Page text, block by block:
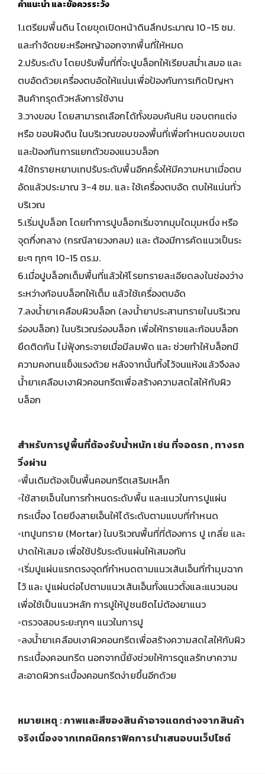
คำแนะนำ และข้อควรระวัง
1.เตรียมพื้นดิน โดยขุดเปิดหน้าดินลึกประมาณ 10-15 ซม.
และกำจัดขยะหรือหญ้าออกจากพื้นที่ให้หมด
2.ปรับระดับ โดยปรับพื้นที่ที่จะปูบล็อกให้เรียบสม่ำเสมอ และ
ตบอัดด้วยเครื่องตบอัดให้แน่นเพื่อป้องกันการเกิดปัญหา
สินค้าทรุดตัวหลังการใช้งาน
3.วางขอบ โดยสามารถเลือกได้ทั้งขอบคันหิน ขอบตกแต่ง
หรือ ขอบฝังดิน ในบริเวณขอบของพื้นที่เพื่อกำหนดขอบเขต
และป้องกันการแยกตัวของแนวบล็อก
4.ใช้ทรายหยาบเทปรับระดับพื้นอีกครั้งให้มีความหนาเมื่อตบ
อัดแล้วประมาณ 3-4 ซม. และ ใช้เครื่องตบอัด ตบให้แน่นทั่ว
บริเวณ
5.เริ่มปูบล็อก โดยทำการปูบล็อกเริ่มจากมุมใดมุมหนึ่ง หรือ
จุดกึ่งกลาง (กรณีลายวงกลม) และ ต้องมีการคัดแนวเป็นระ
ยะๆ ทุกๆ 10-15 ตร.ม.
6.เมื่อปูบล็อกเต็มพื้นที่แล้วให้โรยทรายละเอียดลงในช่องว่าง
ระหว่างก้อนบล็อกให้เต็ม แล้วใช้เครื่องตบอัด
7.ลงน้ำยาเคลือบผิวบล็อก (ลงน้ำยาประสานทรายในบริเวณ
ร่องบล็อก) ในบริเวณร่องบล็อก เพื่อให้ทรายและก้อนบล็อก
ยึดติดกัน ไม่ฟุ้งกระจายเมื่อมีลมพัด และ ช่วยทำให้บล็อกมี
ความคงทนแข็งแรงด้วย หลังจากนั้นทิ้งไว้จนแห้งแล้วจึงลง
น้ำยาเคลือบเงาผิวคอนกรีตเพื่อสร้างความสดใสให้กับผิว
บล็อก
สำหรับการปูพื้นที่ต้องรับน้ำหนัก เช่น ที่จอดรถ , ทางรถ
วิ่งผ่าน
◦พื้นเดิมต้องเป็นพื้นคอนกรีตเสริมเหล็ก
◦ใช้สายเอ็นในการกำหนดระดับพื้น และแนวในการปูแผ่น
กระเบื้อง โดยขึงสายเอ็นให้ได้ระดับตามแบบที่กำหนด
◦เทปูนทราย (Mortar) ในบริเวณพื้นที่ที่ต้องการ ปู เกลี่ย และ
ปาดให้เสมอ เพื่อใช้ปรับระดับแผ่นให้เสมอกัน
◦เริ่มปูแผ่นแรกตรงจุดที่กำหนดตามแนวเส้นเอ็นที่ทำมุมฉาก
ไว้ และ ปูแผ่นต่อไปตามแนวเส้นเอ็นทั้งแนวตั้งและแนวนอน
เพื่อใช้เป็นแนวหลัก การปูให้ปูชนชิดไม่ต้องยาแนว
◦ตรวจสอบระยะทุกๆ แนวในการปู
◦ลงน้ำยาเคลือบเงาผิวคอนกรีตเพื่อสร้างความสดใสให้กับผิว
กระเบื้องคอนกรีต นอกจากนี้ยังช่วยให้การดูแลรักษาความ
สะอาดผิวกระเบื้องคอนกรีตง่ายขึ้นอีกด้วย
หมายเหตุ : ภาพและสีของสินค้าอาจแตกต่างจากสินค้า
จริงเนื่องจากเทคนิคกราฟิคการนำเสนอบนเว็ปไซต์